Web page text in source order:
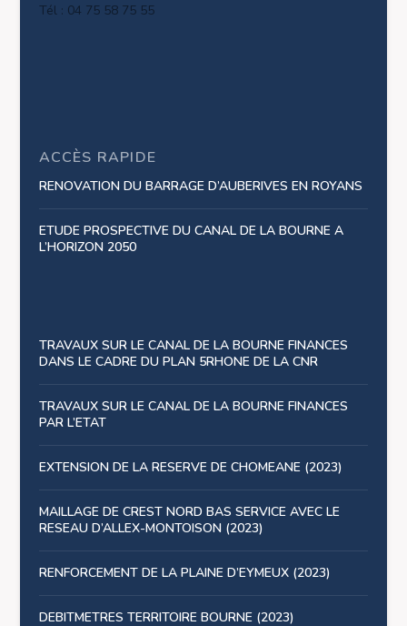
Tél : 04 75 58 75 55
ACCÈS RAPIDE
RENOVATION DU BARRAGE D’AUBERIVES EN ROYANS
ETUDE PROSPECTIVE DU CANAL DE LA BOURNE A
L’HORIZON 2050
TRAVAUX SUR LE CANAL DE LA BOURNE FINANCES
DANS LE CADRE DU PLAN 5RHONE DE LA CNR
TRAVAUX SUR LE CANAL DE LA BOURNE FINANCES
PAR L’ETAT
EXTENSION DE LA RESERVE DE CHOMEANE (2023)
MAILLAGE DE CREST NORD BAS SERVICE AVEC LE
RESEAU D’ALLEX-MONTOISON (2023)
RENFORCEMENT DE LA PLAINE D’EYMEUX (2023)
DEBITMETRES TERRITOIRE BOURNE (2023)